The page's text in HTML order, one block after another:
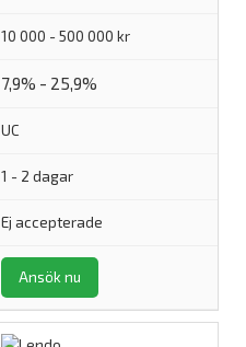
10 000 - 500 000 kr
7,9% - 25,9%
UC
1 - 2 dagar
Ej accepterade
Ansök nu